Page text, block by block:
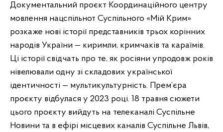
Документальний проєкт Координаційного центру
мовлення нацспільнот Суспільного «Мій Крим»
розкаже нові історії представників трьох корінних
народів України — киримли, кримчаків та караїмів.
Ці історії свідчать про те, як росіяни упродовж років
нівелювали одну зі складових української
ідентичності — мультикультурність. Прем’єра
проєкту відбулася у 2023 році. 18 травня сюжети
цього проєкту вийдуть на телеканалі Суспільне
Новини та в ефірі місцевих каналів Суспільне Львів,